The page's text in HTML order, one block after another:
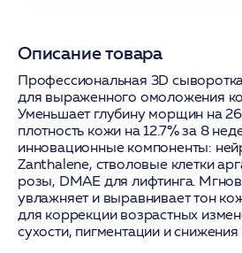
Описание товара
Профессиональная 3D
для выраженного омоложения
Уменьшает глубину морщин на
плотность кожи на 12.7% за 8
инновационные компоненты:
Zanthalene, стволовые клетки
розы, DMAE для лифтинга.
увлажняет и выравнивает тон
для коррекции возрастных
сухости, пигментации и снижения